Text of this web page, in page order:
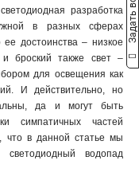
разработка
в разных сферах
достоинства – низкое
и броский также свет –
для освещения как
И действительно, но
да и могут быть
симпатичных частей
что в данной статье мы
водопад